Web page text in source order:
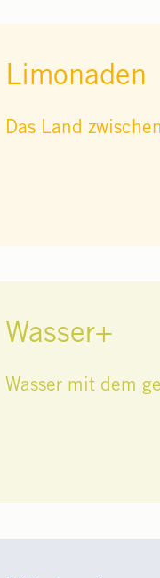
Limonaden
Das Land
Wasser+
Wasser mit dem